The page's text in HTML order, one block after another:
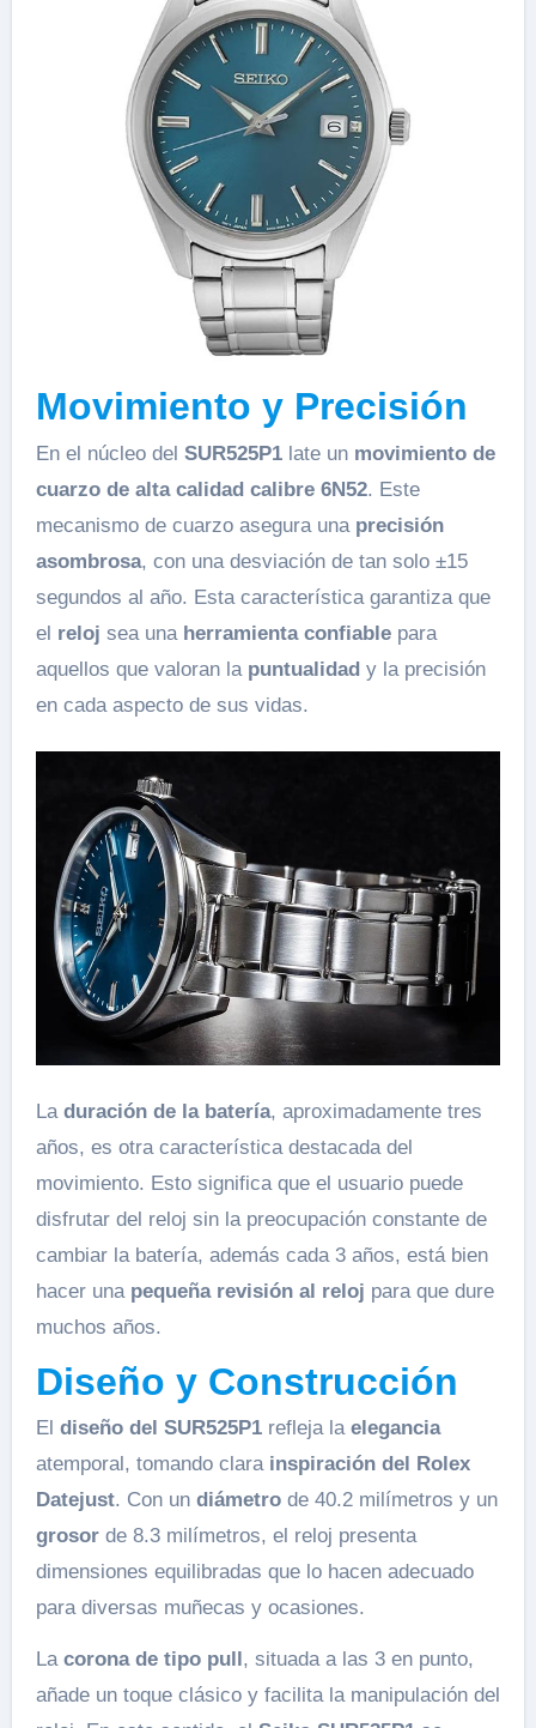
Movimiento y Precisión
En el núcleo del SUR525P1late un movimiento de
cuarzo de alta calidad calibre 6N52. Este
mecanismo de cuarzo asegura una precisión
asombrosa, con una desviación de tan solo ±15
segundos al año. Esta característica garantiza que
el reloj sea una herramienta confiablepara
aquellos que valoran la puntualidady la precisión
en cada aspecto de sus vidas.
La duración de la batería, aproximadamente tres
años, es otra característica destacada del
movimiento. Esto significa que el usuario puede
disfrutar del reloj sin la preocupación constante de
cambiar la batería, además cada 3 años, está bien
hacer una pequeña revisión al reloj para que dure
muchos años.
Diseño y Construcción
El diseño del SUR525P1refleja la elegancia
atemporal, tomando clarainspiración del Rolex
Datejust. Con un diámetrode 40.2 milímetros y un
grosorde 8.3 milímetros, el reloj presenta
dimensiones equilibradas que lo hacen adecuado
para diversas muñecas y ocasiones.
La corona de tipo pull , situada a las 3 en punto,
añade un toque clásico y facilita la manipulación del